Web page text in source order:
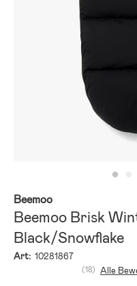
Beemoo
Beemoo Brisk
Black/Snowflake
Art: 10281867
(18) Alle